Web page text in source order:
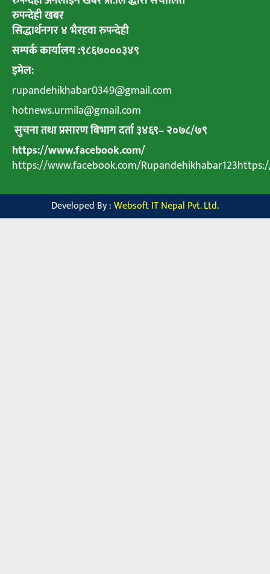
रुपन्देही खबर
सिद्धार्थनगर ४ भैरहवा रुपन्देही
सम्पर्क कार्यालय :९८६७०००३४९
इमेल:
rupandehikhabar0349@gmail.com
hotnews.urmila@gmail.com
सुचना तथा प्रसारण बिभाग दर्ता ३४६९–२०७८/७९
https://www.facebook.com/
https://www.facebook.com/
Developed By :Websoft IT Nepal Pvt. Ltd.